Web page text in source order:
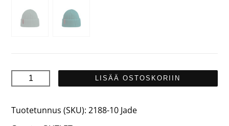
KJEMPE
määrä
LISÄÄ OSTOSKORIIN
Tuotetunnus (SKU):2188-10 Jade